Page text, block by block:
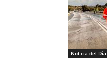
Noticia del Día